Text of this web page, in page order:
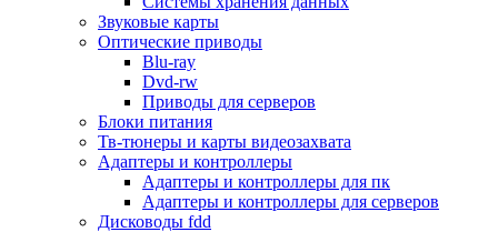
Док станции, порт репликаторы
Батареи
Разное
Носители информации
Внешние жесткие диски
Карты памяти
Оптические носители
Blu-ray
Cd-r
Cd-rw
Dvd-r
Звуковые карты
Оптические приводы
Blu-ray
Dvd-rw
Приводы для серверов
Блоки питания
Тв-тюнеры и карты видеозахвата
Адаптеры и контроллеры
Адаптеры и контроллеры для пк
Адаптеры и контроллеры для серверов
Дисководы fdd